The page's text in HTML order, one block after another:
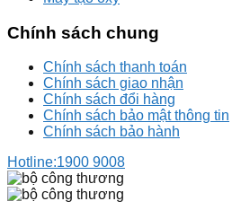
Chính sách chung
Chính sách thanh toán
Chính sách giao nhận
Chính sách đổi hàng
Chính sách bảo mật thông tin
Chính sách bảo hành
Hotline:1900 9008